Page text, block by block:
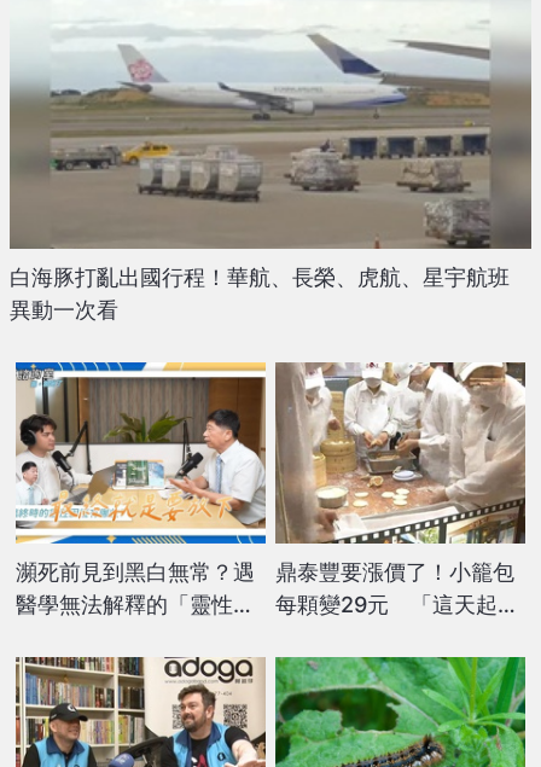
白海豚打亂出國行程！華航、長榮、虎航、星宇航班
異動一次看
瀕死前見到黑白無常？遇
醫學無法解釋的「靈性困
鼎泰豐要漲價了！小籠包
每顆變29元 「這天起」